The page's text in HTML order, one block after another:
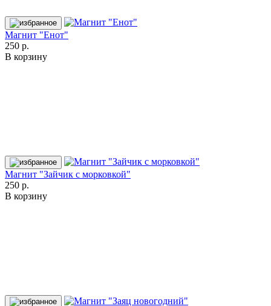
Магнит "Енот"
250 р.
В корзину
Магнит "Зайчик с морковкой"
250 р.
В корзину